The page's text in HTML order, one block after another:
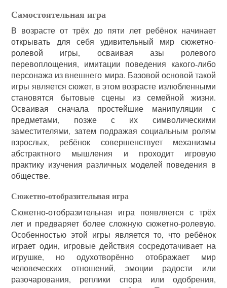
Самостоятельная игра
В возрасте от трёх до пяти лет ребёнок начинает
открывать для себя удивительный мир сюжетно-
ролевой игры, осваивая азы ролевого
перевоплощения, имитации поведения какого-либо
персонажа из внешнего мира. Базовой основой такой
игры является сюжет, в этом возрасте излюбленными
становятся бытовые сцены из семейной жизни.
Осваивая сначала простейшие манипуляции с
предметами, позже с их символическими
заместителями, затем подражая социальным ролям
взрослых, ребёнок совершенствует механизмы
абстрактного мышления и проходит игровую
практику изучения различных моделей поведения в
обществе.
Сюжетно-отобразительная игра
Сюжетно-отобразительная игра появляется с трёх
лет и предваряет более сложную сюжетно-ролевую.
Особенностью этой игры является то, что ребёнок
играет один, игровые действия сосредотачивает на
игрушке, но одухотворённо отображает мир
человеческих отношений, эмоции радости или
разочарования, реплики спора или одобрения,